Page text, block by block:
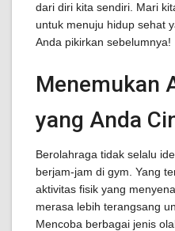
dari diri kita sendiri. Mari
untuk menuju hidup sehat
Anda pikirkan sebelumnya!
Menemukan
yang Anda
Berolahraga tidak selalu
berjam-jam di gym. Yang
aktivitas fisik yang
merasa lebih terangsang
Mencoba berbagai jenis